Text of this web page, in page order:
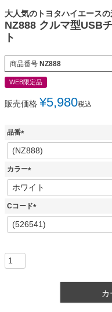
大人気のトヨタハイエース
NZ888 クルマ型USB
ト
商品番号 NZ888
WEB限定品
販売価格 ¥5,980税込
品番
(
必
須
カラー
(
必
須
Cコード
(
必
カ